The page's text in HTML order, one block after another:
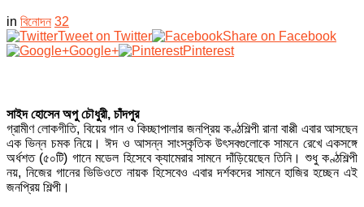
in বিনোদন 32
Tweet on Twitter
Share on Facebook
Google+
Pinterest
সাইদ হোসেন অপু চৌধুরী, চাঁদপুর
গ্রামীণ লোকগীতি, বিয়ের গান ও কিচ্ছাপালার জনপ্রিয় কণ্ঠশিল্পী রানা বাপ্পী এবার আসছেন
এক ভিন্ন চমক নিয়ে। ঈদ ও আসন্ন সাংস্কৃতিক উৎসবগুলোকে সামনে রেখে একসঙ্গে
অর্ধশত (৫০টি) গানে মডেল হিসেবে ক্যামেরার সামনে দাঁড়িয়েছেন তিনি। শুধু কণ্ঠশিল্পী
নয়, নিজের গানের ভিডিওতে নায়ক হিসেবেও এবার দর্শকদের সামনে হাজির হচ্ছেন এই
জনপ্রিয় শিল্পী।